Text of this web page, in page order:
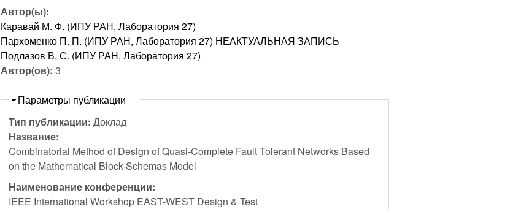
Автор(ы):
Каравай М. Ф. (ИПУ РАН, Лаборатория 27)
Пархоменко П. П. (ИПУ РАН, Лаборатория 27) НЕАКТУАЛЬНАЯ ЗАПИСЬ
Подлазов В. С. (ИПУ РАН, Лаборатория 27)
Автор(ов):3
Скрыть
Параметры публикации
Тип публикации:Доклад
Название:
Combinatorial Method of Design of Quasi-Complete Fault Tolerant Networks Based
on the Mathematical Block-Schemas Model
Наименование конференции:
IEEE International Workshop EAST-WEST Design & Test